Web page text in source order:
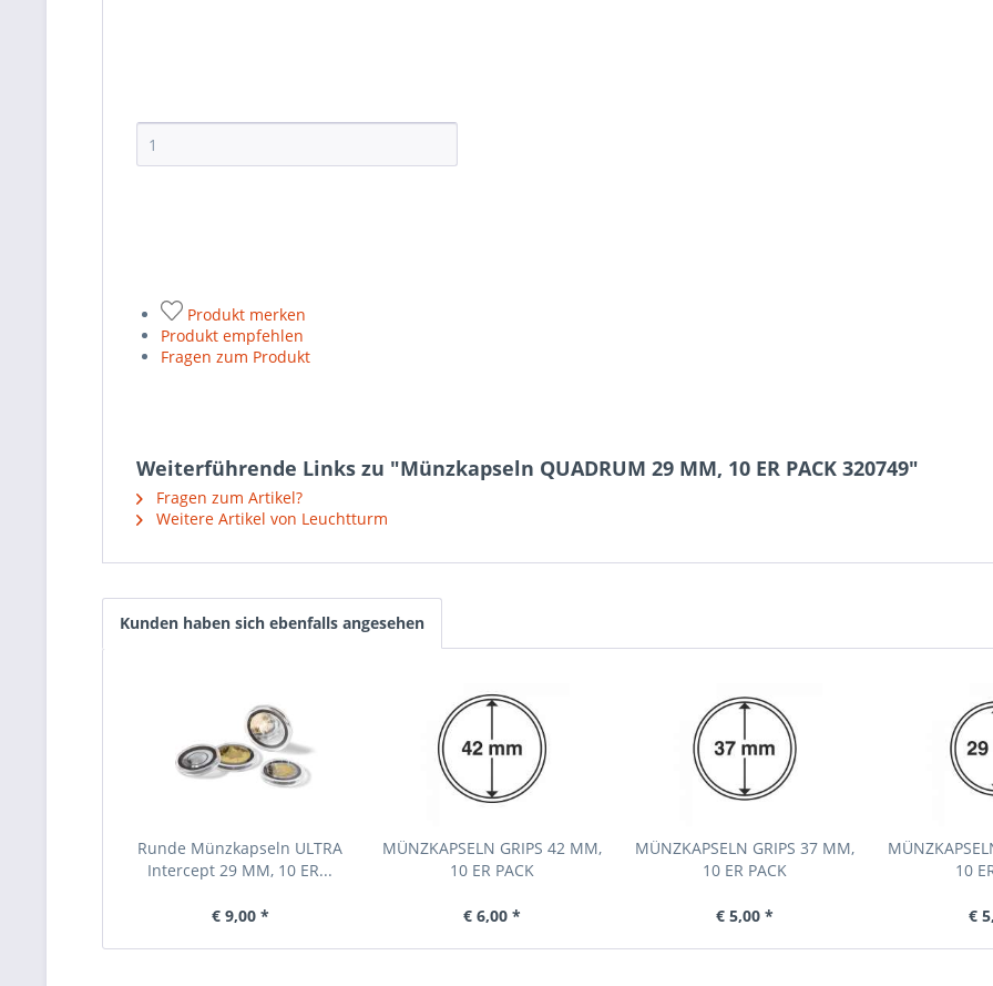
Produkt merken
Produkt empfehlen
Fragen zum Produkt
Weiterführende Links zu "Münzkapseln QUADRUM 29 MM, 10 ER PACK 320749"
Fragen zum Artikel?
Weitere Artikel von Leuchtturm
Kunden haben sich ebenfalls angesehen
Runde Münzkapseln ULTRA
Intercept 29 MM, 10 ER...
€ 9,00 *
MÜNZKAPSELN GRIPS 42 MM,
10 ER PACK
€ 6,00 *
MÜNZKAPSELN GRIPS 37 MM,
10 ER PACK
€ 5,00 *
10
€